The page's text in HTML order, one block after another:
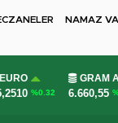
NAMAZ
EURO
%0.32
GRAM
6.660,55